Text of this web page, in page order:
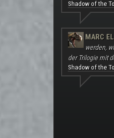
Shadow of the
MARC
werden,
der Trilogie mit
Shadow of the